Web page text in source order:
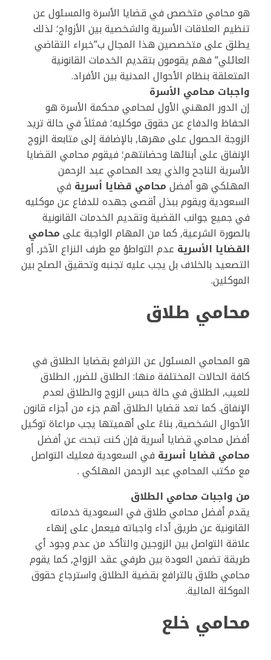
هو محامي متخصص في قضايا الأسرة والمسئول عن
تنظيم العلاقات الأسرية والشخصية بين الأزواج؛ لذلك
يطلق على متخصصين هذا المجال ب”خبراء التقاضي
العائلي” فهم يقومون بتقديم الخدمات القانونية
المتعلقة بنظام الأحوال المدنية بين الأفراد.
واجبات محامي الأسرة
إن الدور المهني الأول لمحامي محكمة الأسرة هو
الحفاظ والدفاع عن حقوق موكليه؛ فمثلاً في حالة تريد
الزوجة الحصول على مهرها, بالإضافة إلى متابعة الزوج
الإنفاق على أبنائها وحضانتهم؛ فيقوم محامي القضايا
الأسرية الناجح والذي يعد المحامي عبد الرحمن
المهلكي هو أفضلمحامي قضايا أسرية في
السعودية ويقوم ببذل أقصى جهده للدفاع عن موكليه
في جميع جوانب القضية وتقديم الخدمات القانونية
بالصورة الشرعية, كما من المهام الواجبة علىمحامي
القضايا الأسرية عدم التواطؤ مع طرف النزاع الآخر, أو
التصعيد بالخلاف بل يجب عليه تجنبه وتحقيق الصلح بين
الموكلين.
محامي طلاق
هو المحامي المسئول عن الترافع بقضايا الطلاق في
كافة الحالات المختلفة منها: الطلاق للضرر, الطلاق
للعيب, الطلاق في حالة حبس الزوج والطلاق لعدم
الإنفاق. كما تعد قضايا الطلاق أهم جزء من أجزاء قانون
الأحوال الشخصية, بناءً على أهميتها يجب مراعاة توكيل
أفضل محامي قضايا أسرية فإن كنت تبحث عن أفضل
محامي قضايا أسرية في السعودية فعليك التواصل
مع مكتب المحامي عبد الرحمن المهلكي .
من واجبات محامي الطلاق
يقدم أفضل محامي طلاق في السعودية خدماته
القانونية عن طريق أداء واجباته فيعمل على إنهاء
علاقة التواصل بين الزوجين والتأكد من عدم وجود أي
طريقة تضمن العودة بين طرفي عقد الزواج, كما يقوم
محامي طلاق بالترافع بقضية الطلاق واسترجاع حقوق
الموكلة المالية.
محامي خلع